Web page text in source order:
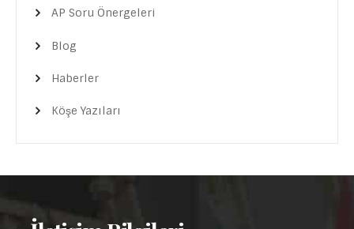
AP Soru Önergeleri
Blog
Haberler
Köşe Yazıları